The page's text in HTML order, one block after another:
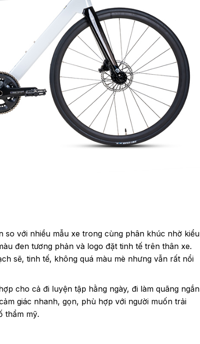
so với nhiều mẫu xe trong cùng phân khúc nhờ kiểu
đen tương phản và logo đặt tinh tế trên thân xe.
sẽ, tinh tế, không quá màu mè nhưng vẫn rất nổi
cho cả đi luyện tập hằng ngày, đi làm quãng ngắn
giác nhanh, gọn, phù hợp với người muốn trải
thẩm mỹ.